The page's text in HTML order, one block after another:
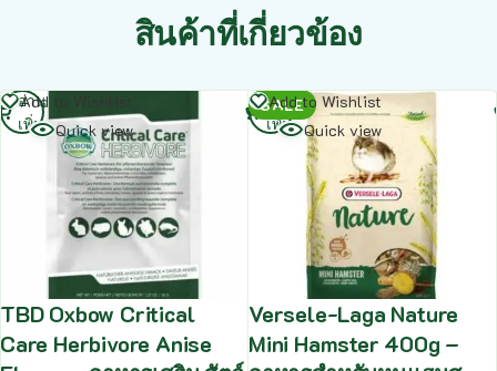
สินค้าที่เกี่ยวข้อง
Add to Wishlist
Quick view
TBD Oxbow Critical
Care Herbivore Anise
อ่าน
เพิ่ม
SALE
Add to Wishlist
Quick view
Versele-Laga Nature
Mini Hamster 400g –
อ่าน
เพิ่ม